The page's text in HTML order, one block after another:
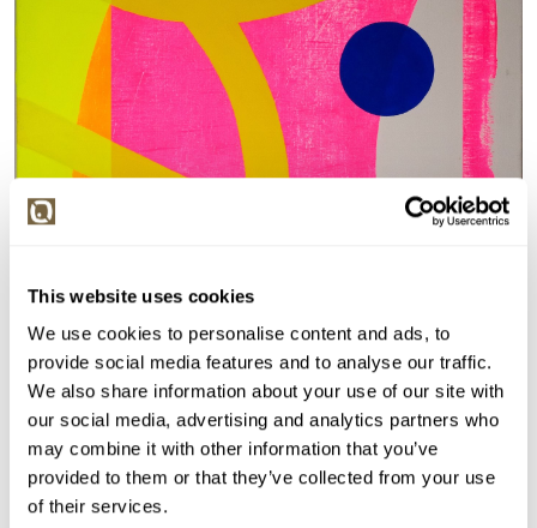
This website uses cookies
We use cookies to personalise content and ads, to
provide social media features and to analyse our traffic.
We also share information about your use of our site with
our social media, advertising and analytics partners who
may combine it with other information that you’ve
provided to them or that they’ve collected from your use
of their services.